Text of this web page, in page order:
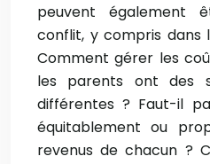
peuvent également
conflit, y compris dans
Comment gérer les
les parents ont des
différentes ? Faut-il
équitablement ou
revenus de chacun ?